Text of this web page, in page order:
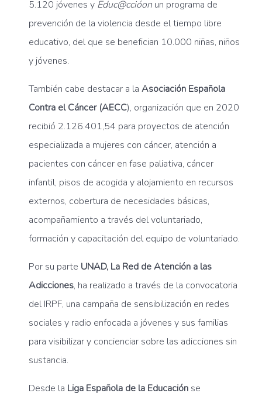
5.120 jóvenes y Educ@ccióon un programa de
prevención de la violencia desde el tiempo libre
educativo, del que se benefician 10.000 niñas, niños
y jóvenes.
También cabe destacar a la Asociación Española
Contra el Cáncer (AECC), organización que en 2020
recibió 2.126.401,54 para proyectos de atención
especializada a mujeres con cáncer, atención a
pacientes con cáncer en fase paliativa, cáncer
infantil, pisos de acogida y alojamiento en recursos
externos, cobertura de necesidades básicas,
acompañamiento a través del voluntariado,
formación y capacitación del equipo de voluntariado.
Por su parte UNAD, La Red de Atención a las
Adicciones, ha realizado a través de la convocatoria
del IRPF, una campaña de sensibilización en redes
sociales y radio enfocada a jóvenes y sus familias
para visibilizar y concienciar sobre las adicciones sin
sustancia.
Desde la Liga Española de la Educación se